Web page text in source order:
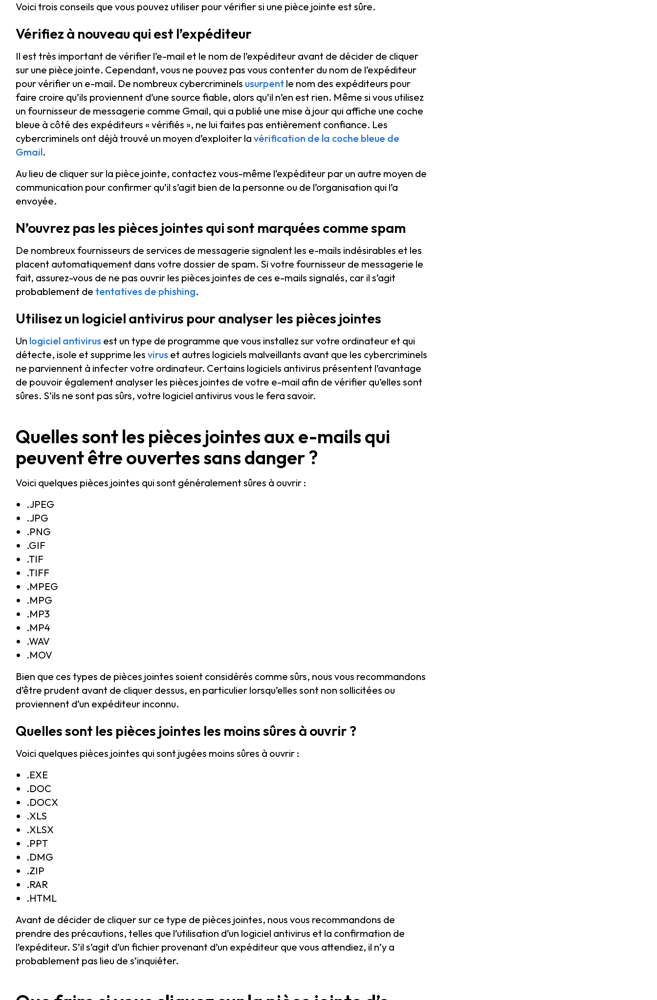
Voici trois conseils que vous pouvez utiliser pour vérifier si une pièce jointe est sûre.
Vérifiez à nouveau qui est l’expéditeur
Il est très important de vérifier l’e-mail et le nom de l’expéditeur avant de décider de cliquer
sur une pièce jointe. Cependant, vous ne pouvez pas vous contenter du nom de l’expéditeur
pour vérifier un e-mail. De nombreux cybercriminels usurpent le nom des expéditeurs pour
faire croire qu’ils proviennent d’une source fiable, alors qu’il n’en est rien. Même si vous utilisez
un fournisseur de messagerie comme Gmail, qui a publié une mise à jour qui affiche une coche
bleue à côté des expéditeurs « vérifiés », ne lui faites pas entièrement confiance. Les
cybercriminels ont déjà trouvé un moyen d’exploiter la vérification de la coche bleue de
Gmail.
Au lieu de cliquer sur la pièce jointe, contactez vous-même l’expéditeur par un autre moyen de
communication pour confirmer qu’il s’agit bien de la personne ou de l’organisation qui l’a
envoyée.
N’ouvrez pas les pièces jointes qui sont marquées comme spam
De nombreux fournisseurs de services de messagerie signalent les e-mails indésirables et les
placent automatiquement dans votre dossier de spam. Si votre fournisseur de messagerie le
fait, assurez-vous de ne pas ouvrir les pièces jointes de ces e-mails signalés, car il s’agit
probablement de tentatives de phishing.
Utilisez un logiciel antivirus pour analyser les pièces jointes
Un logiciel antivirus est un type de programme que vous installez sur votre ordinateur et qui
détecte, isole et supprime les virus et autres logiciels malveillants avant que les cybercriminels
ne parviennent à infecter votre ordinateur. Certains logiciels antivirus présentent l’avantage
de pouvoir également analyser les pièces jointes de votre e-mail afin de vérifier qu’elles sont
sûres. S’ils ne sont pas sûrs, votre logiciel antivirus vous le fera savoir.
Quelles sont les pièces jointes aux e-mails qui
peuvent être ouvertes sans danger ?
Voici quelques pièces jointes qui sont généralement sûres à ouvrir :
.JPEG
.JPG
.PNG
.GIF
.TIF
.TIFF
.MPEG
.MPG
.MP3
.MP4
.WAV
.MOV
Bien que ces types de pièces jointes soient considérés comme sûrs, nous vous recommandons
d’être prudent avant de cliquer dessus, en particulier lorsqu’elles sont non sollicitées ou
proviennent d’un expéditeur inconnu.
Quelles sont les pièces jointes les moins sûres à ouvrir ?
Voici quelques pièces jointes qui sont jugées moins sûres à ouvrir :
.EXE
.DOC
.DOCX
.XLS
.XLSX
.PPT
.DMG
.ZIP
.RAR
.HTML
Avant de décider de cliquer sur ce type de pièces jointes, nous vous recommandons de
prendre des précautions, telles que l’utilisation d’un logiciel antivirus et la confirmation de
l’expéditeur. S’il s’agit d’un fichier provenant d’un expéditeur que vous attendiez, il n’y a
probablement pas lieu de s’inquiéter.